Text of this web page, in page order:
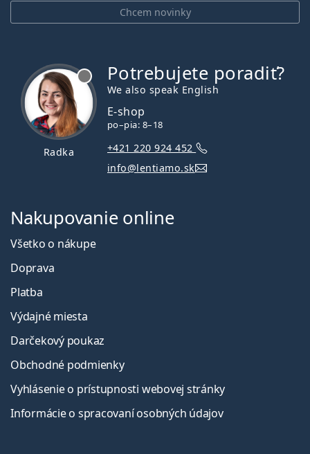
Chcem novinky
Radka
Potrebujete poradiť?
We also speak English
E-shop
po–pia: 8–18
+421 220 924 452
info@lentiamo.sk
Nakupovanie online
Všetko o nákupe
Doprava
Platba
Výdajné miesta
Darčekový poukaz
Obchodné podmienky
Vyhlásenie o prístupnosti webovej stránky
Informácie o spracovaní osobných údajov